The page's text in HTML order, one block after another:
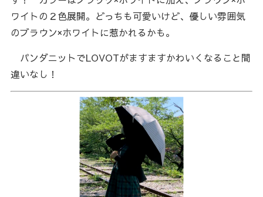
ワイトの２色展開。どっちも可愛いけど、優しい雰囲気
のブラウン×ホワイトに惹かれるかも。
パンダニットでLOVOTがますますかわいくなること間
違いなし！